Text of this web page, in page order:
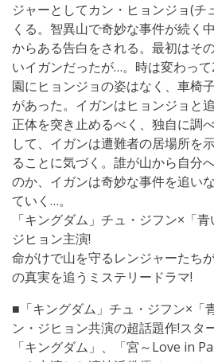
ジャーとしてカン・ヒョンジョ(チ
くる。智異山で奇妙な事件が続く
からある告白をされる。最初はそ
いイガンだったが…。時は変わっ
園にヒョンジョの姿はなく、車椅
があった。イガンはヒョンジョと
正体を突き止めるべく、独自に調
して、イガンは遭難者の居場所を
ることに気づく。誰が山から自分
のか、イガンは奇妙な事件を追い
ていく…。
「キングダム」チュ・ジフン×「
ジヒョン主演!
命がけで山を守るレンジャーたち
の真実を追うミステリードラマ!
■「キングダム」チュ・ジフン×「
ン・ジヒョン共演の超話題作!スタ
「キングダム」、「宮～Love in